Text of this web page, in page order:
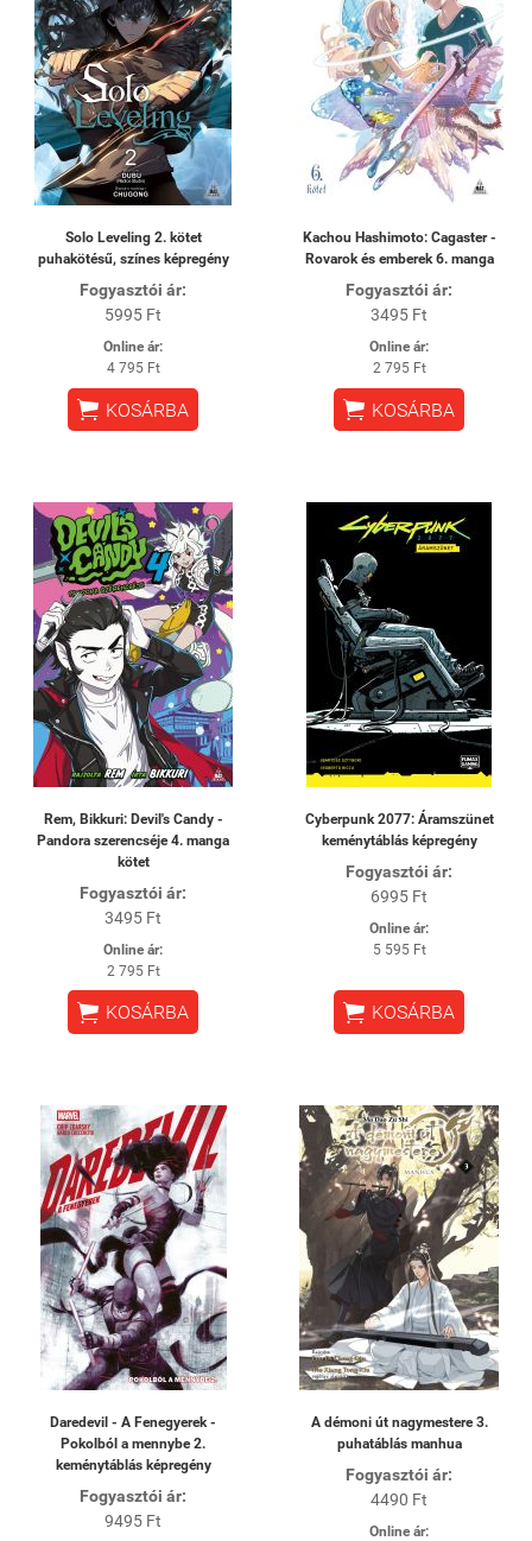
Solo Leveling 2. kötet
puhakötésű, színes képregény
Fogyasztói ár:
5995 Ft
Online ár:
4 795 Ft
 KOSÁRBA
Kachou Hashimoto: Cagaster -
Rovarok és emberek 6. manga
Fogyasztói ár:
3495 Ft
Online ár:
2 795 Ft
 KOSÁRBA
Rem, Bikkuri: Devil's Candy -
Pandora szerencséje 4. manga
kötet
Fogyasztói ár:
3495 Ft
Online ár:
2 795 Ft
 KOSÁRBA
Cyberpunk 2077: Áramszünet
keménytáblás képregény
Fogyasztói ár:
6995 Ft
Online ár:
5 595 Ft
 KOSÁRBA
Daredevil - A Fenegyerek -
Pokolból a mennybe 2.
keménytáblás képregény
Fogyasztói ár:
9495 Ft
A ​démoni út nagymestere 3.
puhatáblás manhua
Fogyasztói ár:
4490 Ft
Online ár: